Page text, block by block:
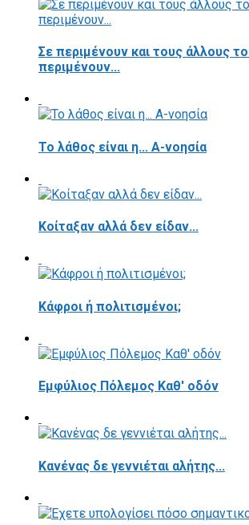
Σε περιμένουν και τους άλλους
περιμένουν...
Το λάθος είναι η... Α-νοησία
Κοίταξαν αλλά δεν είδαν...
Κάφροι ή πολιτισμένοι;
Εμφύλιος Πόλεμος Καθ' οδόν
Κανένας δε γεννιέται αλήτης...